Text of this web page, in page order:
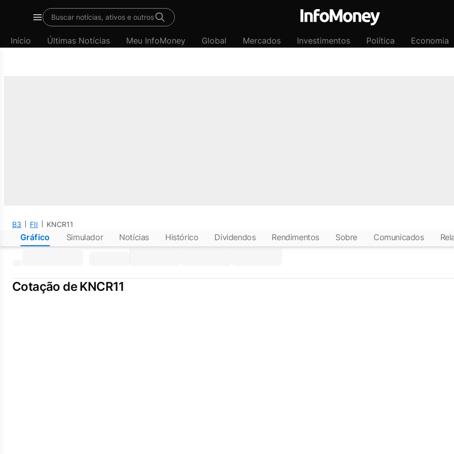
Menu
Buscar notícias, ativos e outros
Início Últimas Notícias Meu InfoMoney Global Mercados Investimentos Política Economia
B3 FII KNCR11
Gráfico Simulador Notícias Histórico Dividendos Rendimentos Sobre Comunicados
Cotação de KNCR11